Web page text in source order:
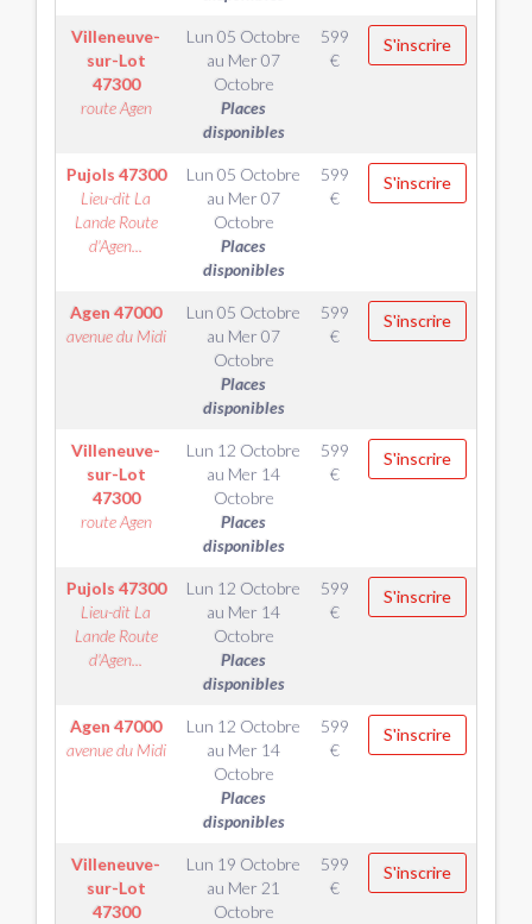
Villeneuve-
sur-Lot
47300
route Agen
Lun 05 Octobre
au Mer 07
Octobre
Places
disponibles
599
€
S'inscrire
Pujols 47300
Lieu-dit La
Lande Route
d'Agen...
Lun 05 Octobre
au Mer 07
Octobre
Places
disponibles
599
€
S'inscrire
Agen 47000
avenue du Midi
Lun 05 Octobre
au Mer 07
Octobre
Places
disponibles
599
€
S'inscrire
Villeneuve-
sur-Lot
47300
route Agen
Lun 12 Octobre
au Mer 14
Octobre
Places
disponibles
599
€
S'inscrire
Pujols 47300
Lieu-dit La
Lande Route
d'Agen...
Lun 12 Octobre
au Mer 14
Octobre
Places
disponibles
599
€
S'inscrire
Agen 47000
avenue du Midi
Lun 12 Octobre
au Mer 14
Octobre
Places
disponibles
599
€
S'inscrire
Villeneuve-
sur-Lot
47300
Lun 19 Octobre
au Mer 21
Octobre
599
€
S'inscrire